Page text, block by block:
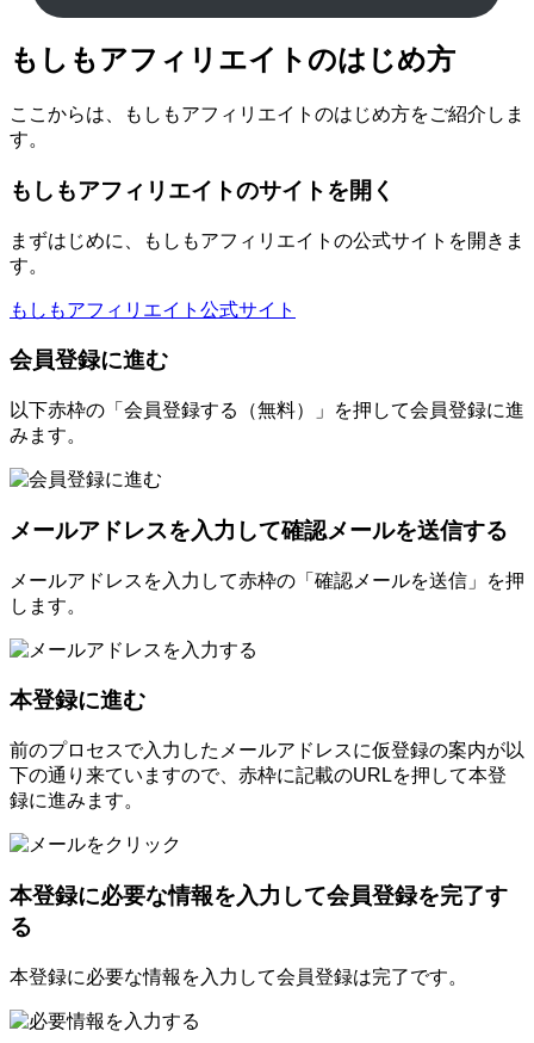
もしもアフィリエイトのはじめ方
ここからは、もしもアフィリエイトのはじめ方をご紹介しま
す。
もしもアフィリエイトのサイトを開く
まずはじめに、もしもアフィリエイトの公式サイトを開きま
す。
もしもアフィリエイト公式サイト
会員登録に進む
以下赤枠の「会員登録する（無料）」を押して会員登録に進
みます。
メールアドレスを入力して確認メールを送信する
メールアドレスを入力して赤枠の「確認メールを送信」を押
します。
本登録に進む
前のプロセスで入力したメールアドレスに仮登録の案内が以
下の通り来ていますので、赤枠に記載のURLを押して本登
録に進みます。
本登録に必要な情報を入力して会員登録を完了す
る
本登録に必要な情報を入力して会員登録は完了です。